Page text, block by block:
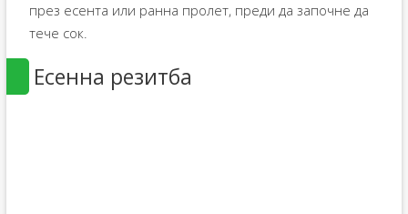
през есента или ранна пролет, преди да започне да
тече сок.
Есенна резитба